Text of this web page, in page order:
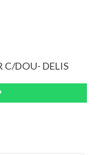
C/DOU- DELIS